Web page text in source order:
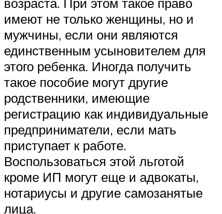
имеют не только женщины, но и
мужчины, если они являются
единственным усыновителем для
этого ребенка. Иногда получить
такое пособие могут другие
родственники, имеющие
регистрацию как индивидуальные
предприниматели, если мать
приступает к работе.
Воспользоваться этой льготой
кроме ИП могут еще и адвокаты,
нотариусы и другие самозанятые
лица.